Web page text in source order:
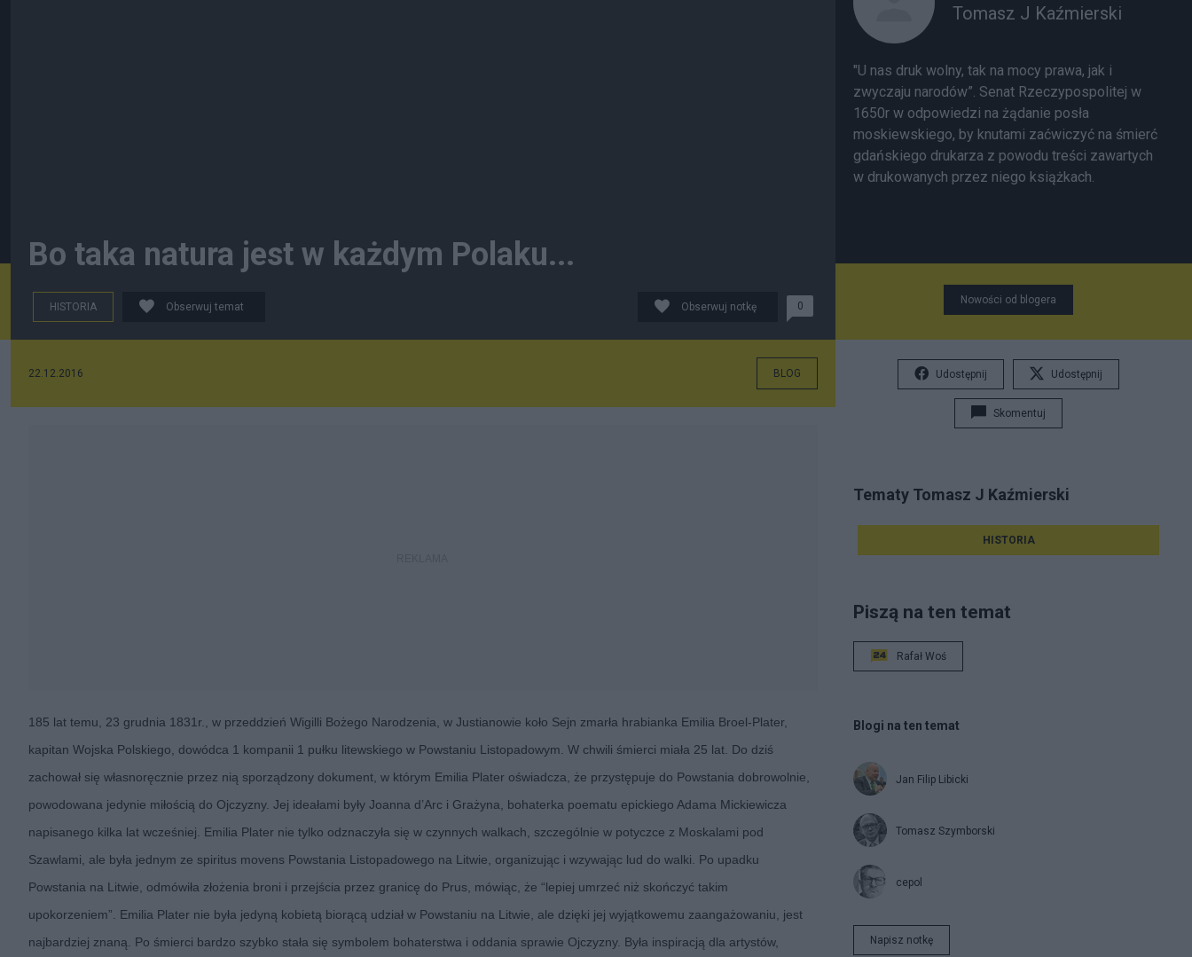
Bo taka natura jest w każdym Polaku...
HISTORIA Obserwuj temat Obserwuj notkę 0
22.12.2016 BLOG
185 lat temu, 23 grudnia 1831r., w przeddzień Wigilli Bożego Narodzenia, w Justianowie koło Sejn zmarła hrabianka Emilia Broel-Plater,
kapitan Wojska Polskiego, dowódca 1 kompanii 1 pułku litewskiego w Powstaniu Listopadowym. W chwili śmierci miała 25 lat. Do dziś
zachował się własnoręcznie przez nią sporządzony dokument, w którym Emilia Plater oświadcza, że przystępuje do Powstania dobrowolnie,
powodowana jedynie miłością do Ojczyzny. Jej ideałami były Joanna d’Arc i Grażyna, bohaterka poematu epickiego Adama Mickiewicza
napisanego kilka lat wcześniej. Emilia Plater nie tylko odznaczyła się w czynnych walkach, szczególnie w potyczce z Moskalami pod
Szawlami, ale była jednym ze spiritus movens Powstania Listopadowego na Litwie, organizując i wzywając lud do walki. Po upadku
Powstania na Litwie, odmówiła złożenia broni i przejścia przez granicę do Prus, mówiąc, że “lepiej umrzeć niż skończyć takim
upokorzeniem”. Emilia Plater nie była jedyną kobietą biorącą udział w Powstaniu na Litwie, ale dzięki jej wyjątkowemu zaangażowaniu, jest
najbardziej znaną. Po śmierci bardzo szybko stała się symbolem bohaterstwa i oddania sprawie Ojczyzny. Była inspiracją dla artystów,
Tomasz J Kaźmierski
"U nas druk wolny, tak na mocy prawa, jak i
zwyczaju narodów”. Senat Rzeczypospolitej w
1650r w odpowiedzi na żądanie posła
moskiewskiego, by knutami zaćwiczyć na śmierć
gdańskiego drukarza z powodu treści zawartych
w drukowanych przez niego książkach.
Nowości od blogera
Udostępnij Udostępnij
Skomentuj
Tematy Tomasz J Kaźmierski
HISTORIA
Piszą na ten temat
Rafał Woś
Blogi na ten temat
Jan Filip Libicki
Tomasz Szymborski
cepol
Napisz notkę